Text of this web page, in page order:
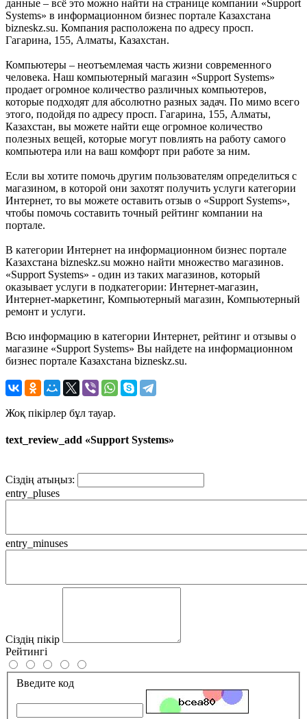
данные – всё это можно найти на странице компании «Support
Systems» в информационном бизнес портале Казахстана
bizneskz.su. Компания расположена по адресу просп.
Гагарина, 155, Алматы, Казахстан.
Компьютеры – неотъемлемая часть жизни современного
человека. Наш компьютерный магазин «Support Systems»
продает огромное количество различных компьютеров,
которые подходят для абсолютно разных задач. По мимо всего
этого, подойдя по адресу просп. Гагарина, 155, Алматы,
Казахстан, вы можете найти еще огромное количество
полезных вещей, которые могут повлиять на работу самого
компьютера или на ваш комфорт при работе за ним.
Если вы хотите помочь другим пользователям определиться с
магазином, в которой они захотят получить услуги категории
Интернет, то вы можете оставить отзыв о «Support Systems»,
чтобы помочь составить точный рейтинг компании на
портале.
В категории Интернет на информационном бизнес портале
Казахстана bizneskz.su можно найти множество магазинов.
«Support Systems» - один из таких магазинов, который
оказывает услуги в подкатегории: Интернет-магазин,
Интернет-маркетинг, Компьютерный магазин, Компьютерный
ремонт и услуги.
Всю информацию в категории Интернет, рейтинг и отзывы о
магазине «Support Systems» Вы найдете на информационном
бизнес портале Казахстана bizneskz.su.
Жоқ пікірлер бұл тауар.
text_review_add «Support Systems»
Сіздің атыңыз:
entry_pluses
entry_minuses
Сіздің пікір
Рейтингі
Введите код